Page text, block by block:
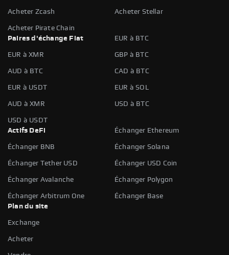
Acheter Zcash Acheter Stellar
Acheter Pirate Chain
Paires d'échange Fiat
EUR à BTC
EUR à XMR GBP à BTC
AUD à BTC CAD à BTC
EUR à USDT EUR à SOL
AUD à XMR USD à BTC
USD à USDT
Actifs DeFi
Échanger Ethereum
Échanger BNB Échanger Solana
Échanger Tether USD Échanger USD Coin
Échanger Avalanche Échanger Polygon
Échanger Arbitrum One
Échanger Base
Plan du site
Exchange
Acheter